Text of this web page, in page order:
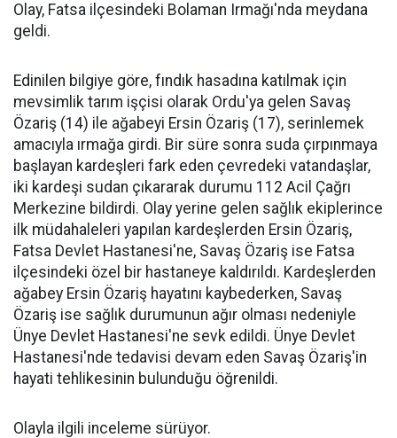
Olay, Fatsa ilçesindeki Bolaman Irmağı'nda meydana
geldi.
Edinilen bilgiye göre, fındık hasadına katılmak için
mevsimlik tarım işçisi olarak Ordu'ya gelen Savaş
Özariş (14) ile ağabeyi Ersin Özariş (17), serinlemek
amacıyla ırmağa girdi. Bir süre sonra suda çırpınmaya
başlayan kardeşleri fark eden çevredeki vatandaşlar,
iki kardeşi sudan çıkararak durumu 112 Acil Çağrı
Merkezine bildirdi. Olay yerine gelen sağlık ekiplerince
ilk müdahaleleri yapılan kardeşlerden Ersin Özariş,
Fatsa Devlet Hastanesi'ne, Savaş Özariş ise Fatsa
ilçesindeki özel bir hastaneye kaldırıldı. Kardeşlerden
ağabey Ersin Özariş hayatını kaybederken, Savaş
Özariş ise sağlık durumunun ağır olması nedeniyle
Ünye Devlet Hastanesi'ne sevk edildi. Ünye Devlet
Hastanesi'nde tedavisi devam eden Savaş Özariş'in
hayati tehlikesinin bulunduğu öğrenildi.
Olayla ilgili inceleme sürüyor.